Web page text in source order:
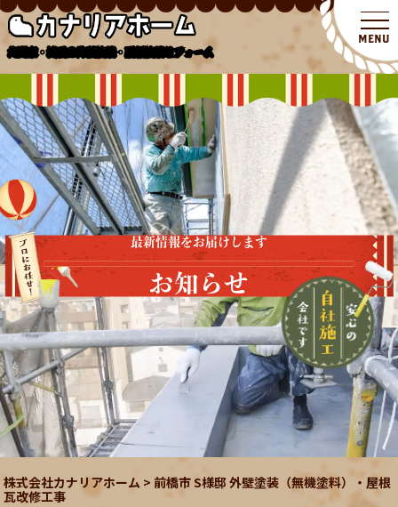
北関東・埼玉の外壁塗装・屋根塗装リフォーム
最新情報をお届けします
お知らせ
株式会社カナリアホーム > 前橋市 S様邸 外壁塗装（無機塗料）・屋根
瓦改修工事